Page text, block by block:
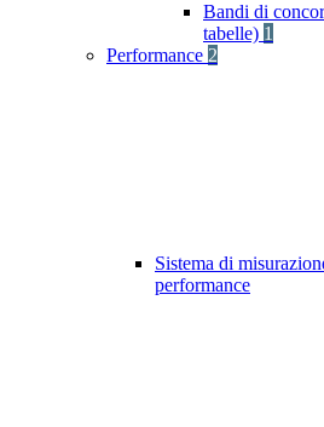
Bandi di
tabelle) 1
Performance 2
Sistema di
performance